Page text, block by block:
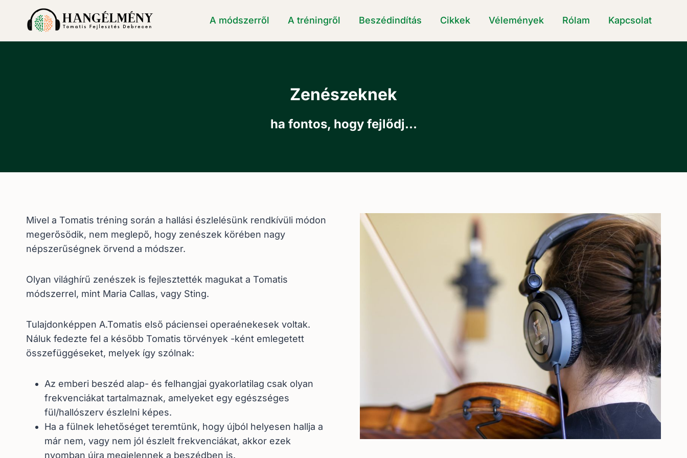
A módszerről A tréningről Beszédindítás Cikkek Vélemények Rólam Kapcsolat
Zenészeknek
ha fontos, hogy fejlődj…
Mivel a Tomatis tréning során a hallási észlelésünk rendkívüli módon
megerősödik, nem meglepő, hogy zenészek körében nagy
népszerűségnek örvend a módszer.
Olyan világhírű zenészek is fejlesztették magukat a Tomatis
módszerrel, mint Maria Callas, vagy Sting.
Tulajdonképpen A.Tomatis első páciensei operaénekesek voltak.
Náluk fedezte fel a később Tomatis törvények -ként emlegetett
összefüggéseket, melyek így szólnak:
Az emberi beszéd alap- és felhangjai gyakorlatilag csak olyan
frekvenciákat tartalmaznak, amelyeket egy egészséges
fül/hallószerv észlelni képes.
Ha a fülnek lehetőséget teremtünk, hogy újból helyesen hallja a
már nem, vagy nem jól észlelt frekvenciákat, akkor ezek
nyomban újra megjelennek a beszédben is.